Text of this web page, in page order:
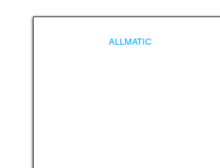
ALLMATIC